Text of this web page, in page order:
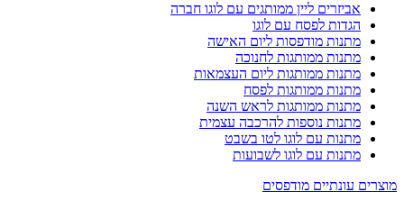
אביזרים ליין ממותגים עם לוגו חברה
הגדות לפסח עם לוגו
מתנות מודפסות ליום האישה
מתנות ממותגות לחנוכה
מתנות ממותגות ליום העצמאות
מתנות ממותגות לפסח
מתנות ממותגות לראש השנה
מתנות נוספות להרכבה עצמית
מתנות עם לוגו לטו בשבט
מתנות עם לוגו לשבועות
מוצרים עונתיים מודפסים